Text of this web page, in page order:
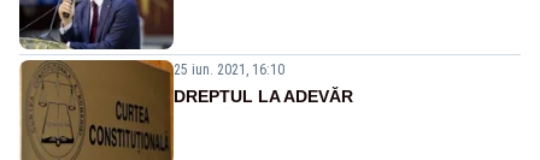
25 iun. 2021, 16:10
DREPTUL LA ADEVĂR